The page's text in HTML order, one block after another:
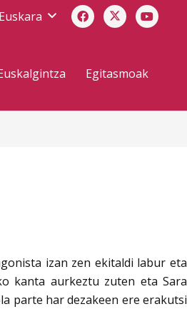
Euskara
Egitasmoak
izan zen ekitaldi labur eta
kanta aurkeztu zuten eta Sara
parte har dezakeen ere erakutsi